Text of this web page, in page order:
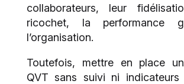
collaborateurs, leur
ricochet, la performance
l’organisation.
Toutefois, mettre en place
QVT sans suivi ni indicateurs